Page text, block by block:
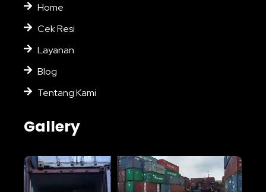
Home
Cek Resi
Layanan
Blog
Tentang Kami
Gallery